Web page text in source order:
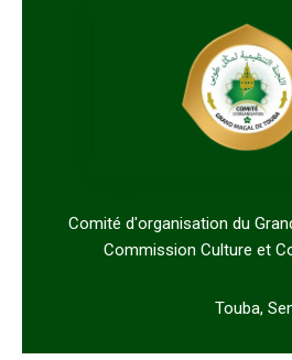
Comité d'organisation du
Commission Culture et
Touba,